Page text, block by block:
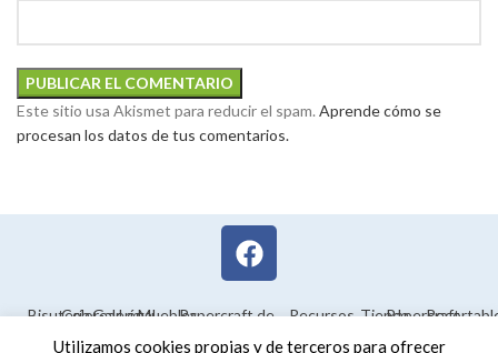
Este sitio usa Akismet para reducir el spam. Aprende cómo se
procesan los datos de tus comentarios.
BisuteríaColorear
Galería
LegalMueblesPapercraft de
Maquetas en
Recursos
educativos
TiendaPapercraft
Utilizamos cookies propias y de terceros para ofrecer